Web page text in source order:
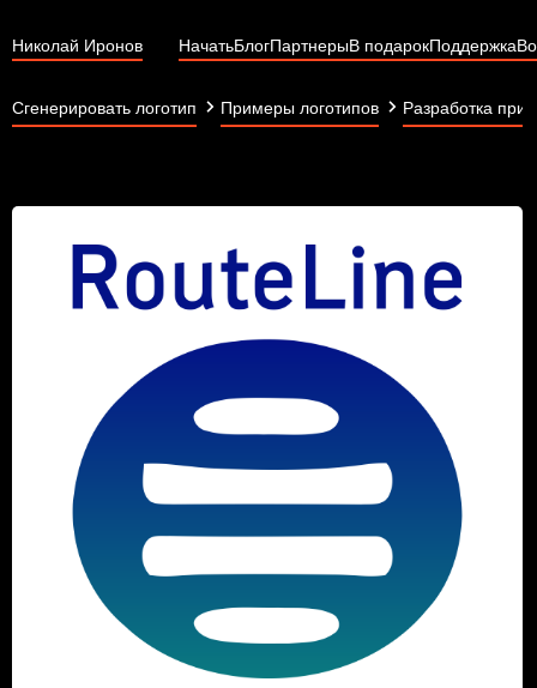
Николай Иронов НачатьБлогПартнерыВ подарокПоддержка
Сгенерировать логотип Примеры логотипов Разработка